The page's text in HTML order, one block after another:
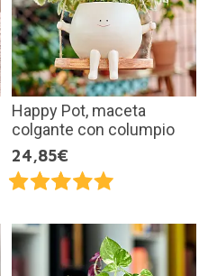
Happy Pot, maceta
colgante con columpio
24,85€